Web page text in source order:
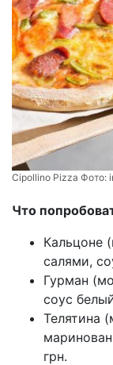
Cipollino Pizza Фото:
Что
Кальцоне
салями,
Гурман
соус
Телятина
грн.